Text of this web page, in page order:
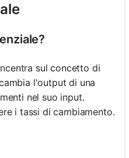
sul concetto di
l'output di una
nel suo input.
i tassi di cambiamento.